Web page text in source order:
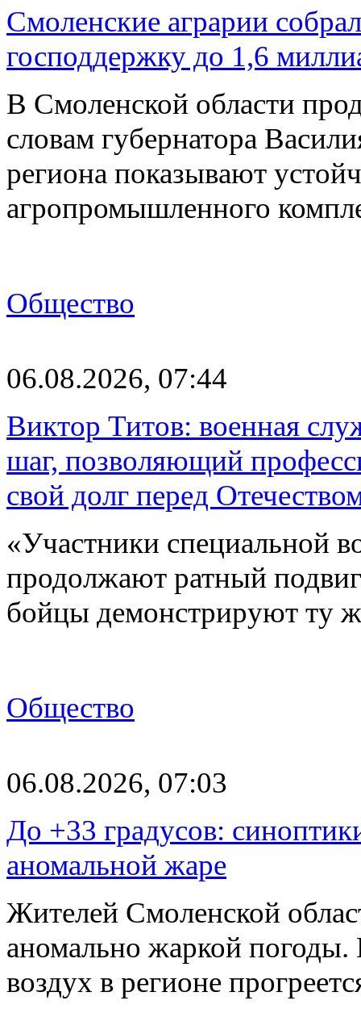
Смоленские аграрии
господдержку до 1,6
В Смоленской области
словам губернатора
региона показывают
агропромышленного
Общество
06.08.2026, 07:44
Виктор Титов: военная
шаг, позволяющий
свой долг перед
«Участники специальной
продолжают ратный
бойцы демонстрируют ту
Общество
06.08.2026, 07:03
До +33 градусов:
аномальной жаре
Жителей Смоленской
аномально жаркой погоды.
воздух в регионе